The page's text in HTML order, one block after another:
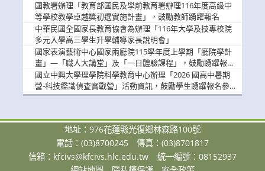
國教署辦理「教育部國民及學前教育署辦理116年度高級中
等學校教學卓越獎初選實施計畫」，鼓勵教師踴躍報名
中華民國全國家長教育協會為辦理「116年大學及技專校院
多元入學高三學生升學輔導家長說明會」
國家表演藝術中心國家兩廳院115學年度上學期「廳院學計
畫」—「職人大講堂」及「一日體驗課程」，鼓勵踴躍報名
參與。
國立中興大學理學院科學教育中心辦理「2026 國高中暑期
營-科技鑑識偵查實戰營」活動資訊，鼓勵學生踴躍報名參
加。
地址：976花蓮縣光復鄉林森路100號
電話：(03)8700245
傳真：(03)8701817
信箱： kfcivs@kfcivs.hlc.edu.tw
統一編號：08152937